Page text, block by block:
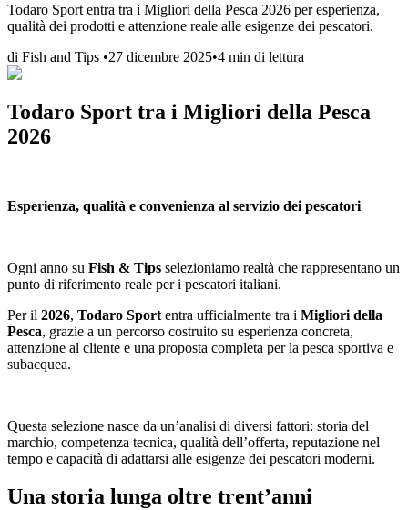
Todaro Sport entra tra i Migliori della Pesca 2026 per esperienza,
qualità dei prodotti e attenzione reale alle esigenze dei pescatori.
di Fish and Tips •27 dicembre 2025•4 min di lettura
Todaro Sport tra i Migliori della Pesca
2026
Esperienza, qualità e convenienza al servizio dei pescatori
Ogni anno su Fish & Tips selezioniamo realtà che rappresentano un
punto di riferimento reale per i pescatori italiani.
Per il 2026, Todaro Sport entra ufficialmente tra i Migliori della
Pesca, grazie a un percorso costruito su esperienza concreta,
attenzione al cliente e una proposta completa per la pesca sportiva e
subacquea.
Questa selezione nasce da un’analisi di diversi fattori: storia del
marchio, competenza tecnica, qualità dell’offerta, reputazione nel
tempo e capacità di adattarsi alle esigenze dei pescatori moderni.
Una storia lunga oltre trent’anni